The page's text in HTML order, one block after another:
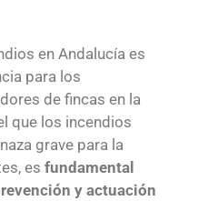
en Andalucía es
para los
de fincas en la
que los incendios
grave para la
es fundamental
y actuación